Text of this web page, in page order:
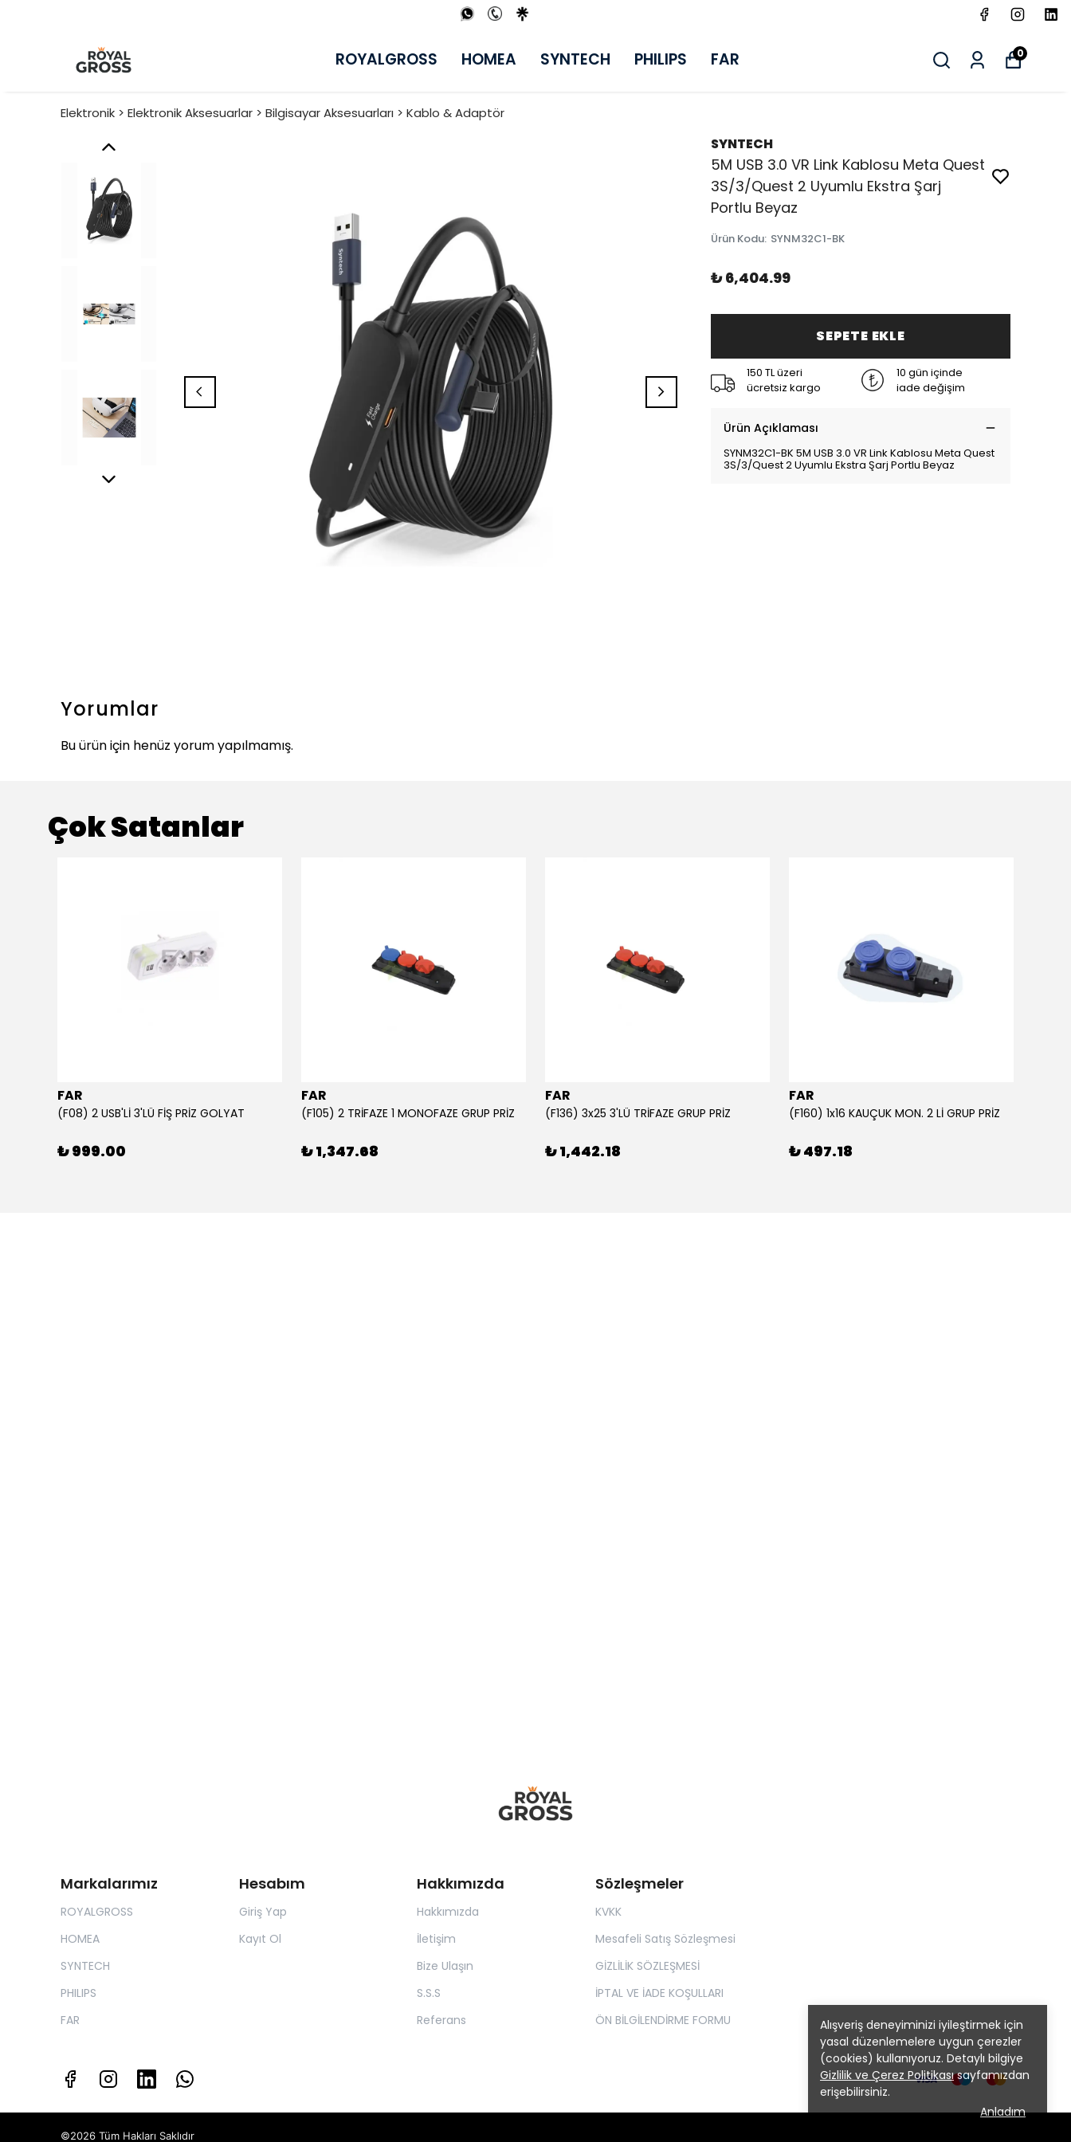
ROYALGROSS HOMEA SYNTECH PHILIPS FAR 0
Alışveriş deneyiminizi iyileştirmek için
yasal düzenlemelere uygun çerezler
(cookies) kullanıyoruz. Detaylı bilgiye
Gizlilik ve Çerez Politikasısayfamızdan
erişebilirsiniz.
Anladım
Elektronik > Elektronik Aksesuarlar > Bilgisayar Aksesuarları > Kablo & Adaptör
SYNTECH
5M USB 3.0 VR Link Kablosu Meta Quest
3S/3/Quest 2 Uyumlu Ekstra Şarj
Portlu Beyaz
Ürün Kodu: SYNM32C1-BK
₺ 6,404.99
SEPETE EKLE
150 TL üzeri
ücretsiz kargo
10 gün içinde
iade değişim
Ürün Açıklaması
SYNM32C1-BK 5M USB 3.0 VR Link Kablosu Meta Quest
3S/3/Quest 2 Uyumlu Ekstra Şarj Portlu Beyaz
Yorumlar
Bu ürün için henüz yorum yapılmamış.
Çok Satanlar
FAR
(F08) 2 USB'Lİ 3'LÜ FİŞ PRİZ GOLYAT
₺ 999.00
FAR
(F105) 2 TRİFAZE 1 MONOFAZE GRUP PRİZ
₺ 1,347.68
FAR
(F136) 3x25 3'LÜ TRİFAZE GRUP PRİZ
₺ 1,442.18
FAR
(F160) 1x16 KAUÇUK MON. 2 Lİ GRUP PRİZ
₺ 497.18
Markalarımız
ROYALGROSS
HOMEA
SYNTECH
PHILIPS
FAR
Hesabım
Giriş Yap
Kayıt Ol
Hakkımızda
Hakkımızda
İletişim
Bize Ulaşın
S.S.S
Referans
Sözleşmeler
KVKK
Mesafeli Satış Sözleşmesi
GİZLİLİK SÖZLEŞMESİ
İPTAL VE İADE KOŞULLARI
ÖN BİLGİLENDİRME FORMU
©2026 Tüm Hakları Saklıdır